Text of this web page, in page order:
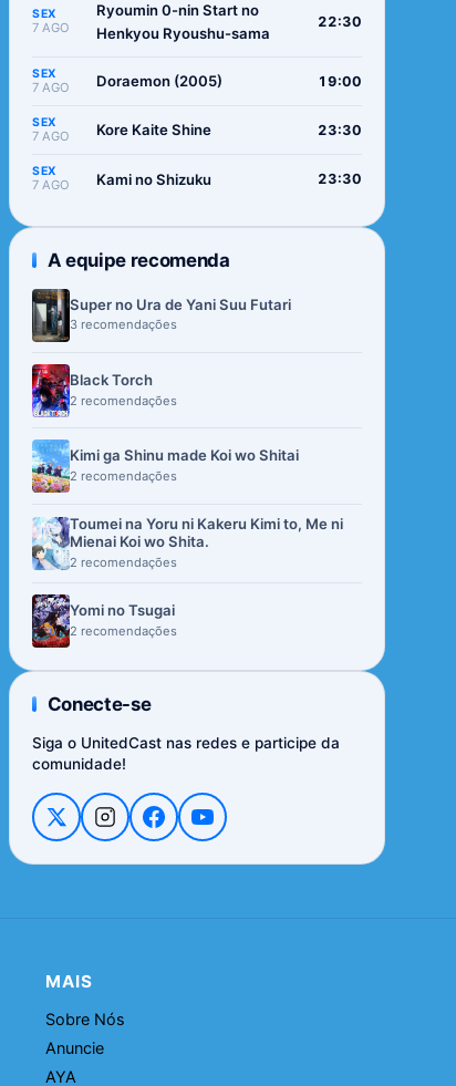
SEX
7 AGO
Ryoumin 0-nin Start no
Henkyou Ryoushu-sama
22:30
SEX
7 AGO Doraemon (2005) 19:00
SEX
7 AGO Kore Kaite Shine 23:30
SEX
7 AGO Kami no Shizuku 23:30
A equipe recomenda
Super no Ura de Yani Suu Futari
3 recomendações
Black Torch
2 recomendações
Kimi ga Shinu made Koi wo Shitai
2 recomendações
Toumei na Yoru ni Kakeru Kimi to, Me ni
Mienai Koi wo Shita.
2 recomendações
Yomi no Tsugai
2 recomendações
Conecte-se
Siga o UnitedCast nas redes e participe da
comunidade!
MAIS
Sobre Nós
Anuncie
AYA